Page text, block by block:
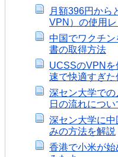
月額396円から
VPN）の使用
中国でワクチ
書の取得方法
UCSSのVPNを
速で快適すぎた
深セン大学で
日の流れについ
深セン大学に
みの方法を解説
香港で小米が